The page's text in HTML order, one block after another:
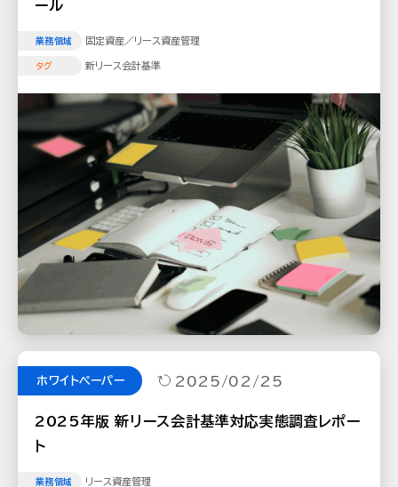
ール
業務領域 固定資産／リース資産管理
タグ 新リース会計基準
ホワイトペーパー 2025/02/25
2025年版 新リース会計基準対応実態調査レポー
ト
業務領域 リース資産管理